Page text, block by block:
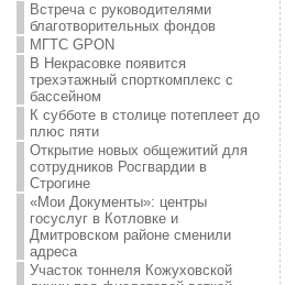
Встреча с руководителями
благотворительных фондов
МГТС GPON
В Некрасовке появится
трехэтажный спорткомплекс с
бассейном
К субботе в столице потеплеет до
плюс пяти
Открытие новых общежитий для
сотрудников Росгвардии в
Строгине
«Мои Документы»: центры
госуслуг в Котловке и
Дмитровском районе сменили
адреса
Участок тоннеля Кожуховской